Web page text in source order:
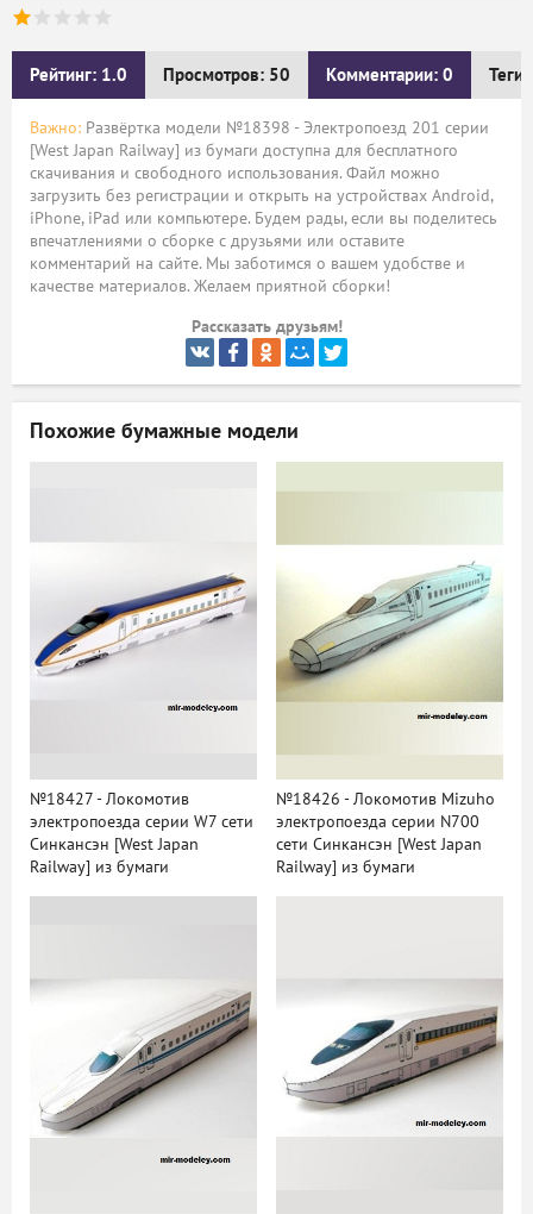
Рейтинг: 1.0 Просмотров: 50 Комментарии: 0 Теги:
Важно: Развёртка модели №18398 - Электропоезд 201 серии
[West Japan Railway] из бумаги доступна для бесплатного
скачивания и свободного использования. Файл можно
загрузить без регистрации и открыть на устройствах Android,
iPhone, iPad или компьютере. Будем рады, если вы поделитесь
впечатлениями о сборке с друзьями или оставите
комментарий на сайте. Мы заботимся о вашем удобстве и
качестве материалов. Желаем приятной сборки!
Рассказать друзьям!
Похожие бумажные модели
№18427 - Локомотив
электропоезда серии W7 сети
Синкансэн [West Japan
Railway] из бумаги
№18426 - Локомотив Mizuho
электропоезда серии N700
сети Синкансэн [West Japan
Railway] из бумаги